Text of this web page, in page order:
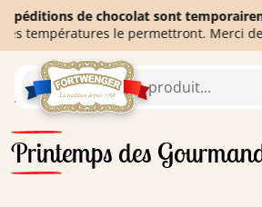
chocolat sont temporairement
le permettront. Merci de votre
RECHERCHER
Accueil
Printemps des